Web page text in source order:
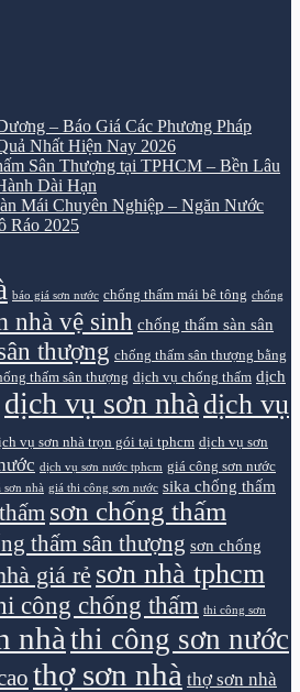
– Báo Giá Các Phương Pháp
Nhất Hiện Nay 2026
Sân Thượng tại TPHCM – Bền Lâu
Dài Hạn
Mái Chuyên Nghiệp – Ngăn Nước
Ráo 2025
báo giá sơn nước chống thấm mái bê tông chống
nhà vệ sinh chống thấm sàn sân
thượng chống thấm sân thượng bằng
thấm sân thượng dịch vụ chống thấm dịch
dịch vụ sơn nhà dịch vụ
vụ sơn nhà trọn gói tại tphcm dịch vụ sơn
dịch vụ sơn nước tphcm giá công sơn nước
sơn nhà giá thi công sơn nước sika chống thấm
sơn chống thấm
thấm sân thượng sơn chống
giá rẻ sơn nhà tphcm
công chống thấm thi công sơn
nhà thi công sơn nước
thợ sơn nhà thợ sơn nhà